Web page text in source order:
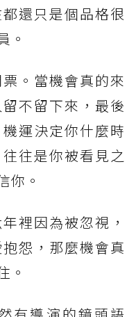
還只是個品格很
。
。當機會真的來
不留下來，最後
運決定你什麼時
往是你被看見之
你。
裡因為被忽視，
怨，那麼機會真
。